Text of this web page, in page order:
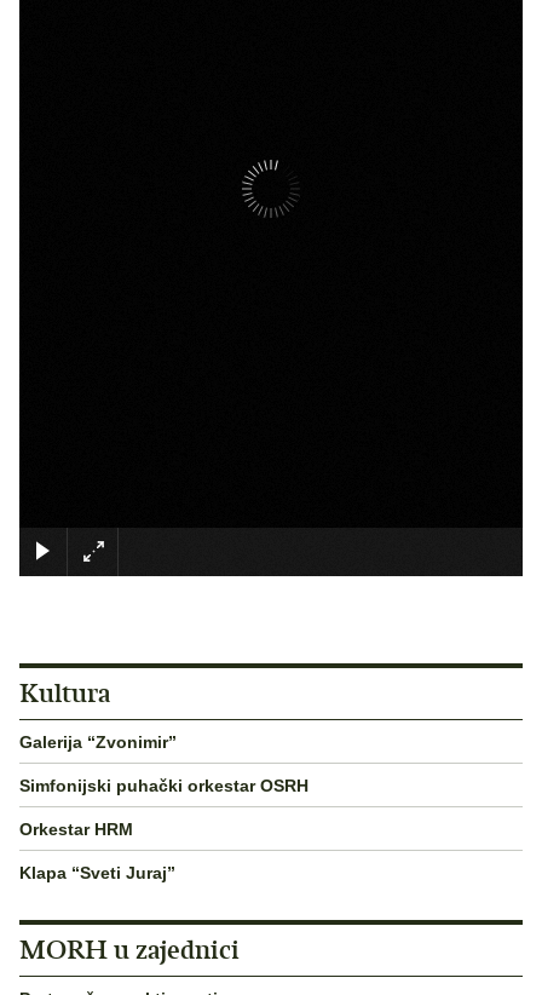
Kultura
Galerija “Zvonimir”
Simfonijski puhački orkestar OSRH
Orkestar HRM
Klapa “Sveti Juraj”
MORH u zajednici